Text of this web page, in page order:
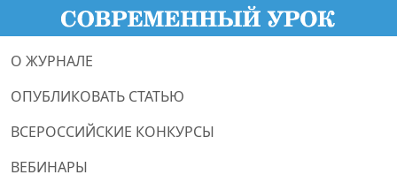
О ЖУРНАЛЕ
ОПУБЛИКОВАТЬ СТАТЬЮ
ВСЕРОССИЙСКИЕ КОНКУРСЫ
ВЕБИНАРЫ